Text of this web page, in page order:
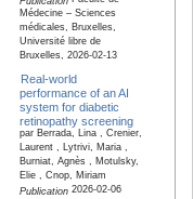
Médecine – Sciences
médicales, Bruxelles,
Université libre de
Bruxelles, 2026-02-13
Real-world
performance of an AI
system for diabetic
retinopathy screening
par Berrada, Lina , Crenier,
Laurent , Lytrivi, Maria ,
Burniat, Agnès , Motulsky,
Elie , Cnop, Miriam
Publication2026-02-06